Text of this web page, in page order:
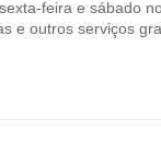
feira e sábado
e outros serviços